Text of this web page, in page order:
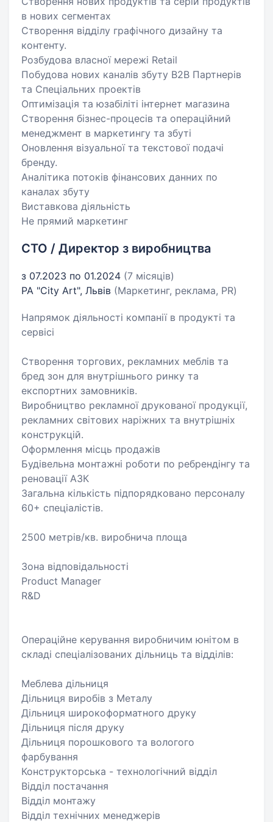
в нових сегментах
Створення відділу графічного дизайну та
контенту.
Розбудова власної мережі Retail
Побудова нових каналів збуту B2B Партнерів
та Спеціальних проектів
Оптимізація та юзабіліті інтернет магазина
Створення бізнес-процесів та операційний
менеджмент в маркетингу та збуті
Оновлення візуальної та текстової подачі
бренду.
Аналітика потоків фінансових данних по
каналах збуту
Виставкова діяльність
Не прямий маркетинг
CTO / Директор з виробництва
з 07.2023 по 01.2024 (7 місяців)
РА "City Art", Львів (Маркетинг, реклама, PR)
Напрямок діяльності компанії в продукті та
сервісі
Створення торгових, рекламних меблів та
бред зон для внутрішнього ринку та
експортних замовників.
Виробництво рекламної друкованої продукції,
рекламних світових наріжних та внутрішніх
конструкцій.
Оформлення місць продажів
Будівельна монтажні роботи по ребрендінгу та
реновації АЗК
Загальна кількість підпорядковано персоналу
60+ спеціалістів.
2500 метрів/кв. виробнича площа
Зона відповідальності
Product Manager
R&D
Операційне керування виробничим юнітом в
складі спеціалізованих дільниць та відділів:
Меблева дільниця
Дільниця виробів з Металу
Дільниця широкоформатного друку
Дільниця після друку
Дільниця порошкового та вологого
фарбування
Конструкторська - технологічний відділ
Відділ постачання
Відділ монтажу
Відділ технічних менеджерів